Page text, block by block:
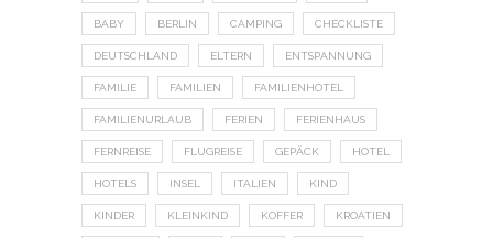
BABY BERLIN CAMPING CHECKLISTE
DEUTSCHLAND ELTERN ENTSPANNUNG
FAMILIE FAMILIEN FAMILIENHOTEL
FAMILIENURLAUB FERIEN FERIENHAUS
FERNREISE FLUGREISE GEPÄCK HOTEL
HOTELS INSEL ITALIEN KIND
KINDER KLEINKIND KOFFER KROATIEN